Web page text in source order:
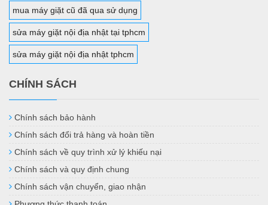
mua máy giặt cũ đã qua sử dụng
sửa máy giặt nội địa nhật tại tphcm
sửa máy giặt nội địa nhật tphcm
CHÍNH SÁCH
Chính sách bảo hành
Chính sách đổi trả hàng và hoàn tiền
Chính sách về quy trình xử lý khiếu nại
Chính sách và quy định chung
Chính sách vận chuyển, giao nhận